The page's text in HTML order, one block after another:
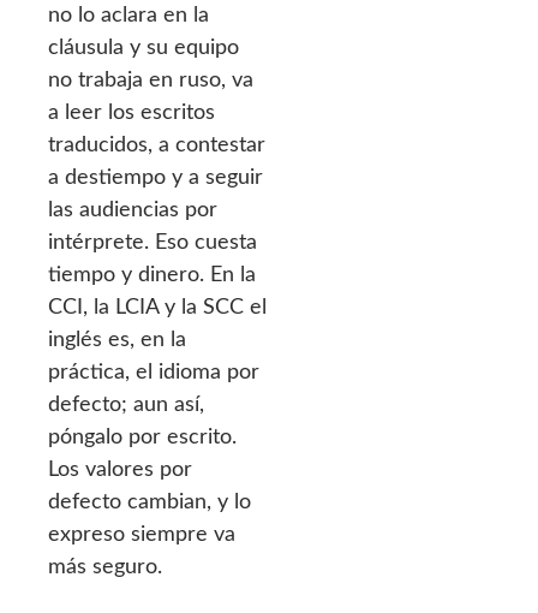
no lo aclara en la
cláusula y su equipo
no trabaja en ruso, va
a leer los escritos
traducidos, a contestar
a destiempo y a seguir
las audiencias por
intérprete. Eso cuesta
tiempo y dinero. En la
CCI, la LCIA y la SCC el
inglés es, en la
práctica, el idioma por
defecto; aun así,
póngalo por escrito.
Los valores por
defecto cambian, y lo
expreso siempre va
más seguro.